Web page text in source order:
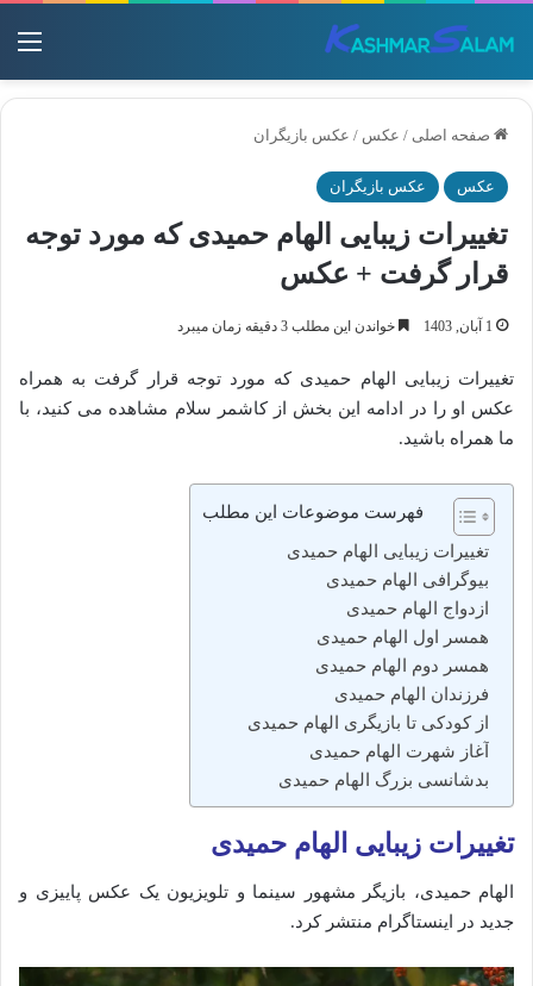
صفحه اصلی / عکس / عکس بازیگران
عکس عکس بازیگران
تغییرات زیبایی الهام حمیدی که مورد توجه
قرار گرفت + عکس
1 آبان, 1403 خواندن این مطلب 3 دقیقه زمان میبرد
تغییرات زیبایی الهام حمیدی که مورد توجه قرار گرفت به همراه
عکس او را در ادامه این بخش از کاشمر سلام مشاهده می کنید، با
ما همراه باشید.
فهرست موضوعات این مطلب
تغییرات زیبایی الهام حمیدی
بیوگرافی الهام حمیدی
ازدواج الهام حمیدی
همسر اول الهام حمیدی
همسر دوم الهام حمیدی
فرزندان الهام حمیدی
از کودکی تا بازیگری الهام حمیدی
آغاز شهرت الهام حمیدی
بدشانسی بزرگ الهام حمیدی
تغییرات زیبایی الهام حمیدی
الهام حمیدی، بازیگر مشهور سینما و تلویزیون یک عکس پاییزی و
جدید در اینستاگرام منتشر کرد.